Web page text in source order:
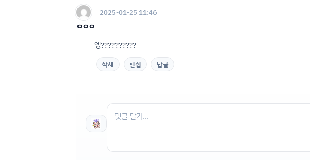
ㅇㅇㅇ
2025-01-25 11:46
엥??????????
삭제 편집 답글